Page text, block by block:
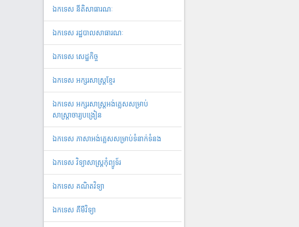
ឯកទេស នីតិសាធារណៈ
ឯកទេស រដ្ឋបាលសាធារណៈ
ឯកទេស សេដ្ឋកិច្ច
ឯកទេស អក្សរសាស្ត្រខ្មែរ
ឯ​ក​ទេស​ ​អក្សរសាស្ត្រអង់គ្លេសសម្រាប់
សាស្ត្រាចារ្យបង្រៀន
ឯកទេស ភាសាអង់គ្លេសសម្រាប់ទំនាក់ទំនង
ឯកទេស វិទ្យាសាស្រ្តកុំព្យូទ័រ
ឯកទេស គណិតវិទ្យា
ឯកទេស គីមីវិទ្យា